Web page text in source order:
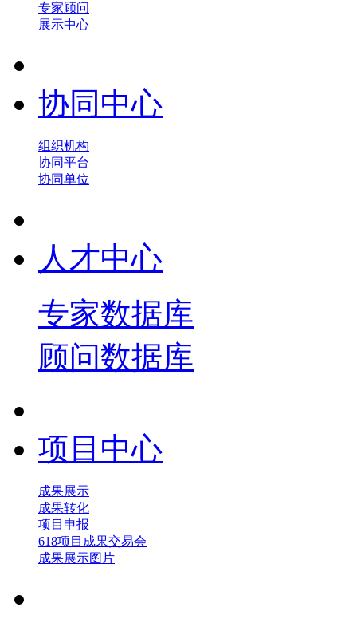
专家顾问
展示中心
协同中心
组织机构
协同平台
协同单位
人才中心
专家数据库
顾问数据库
项目中心
成果展示
成果转化
项目申报
618项目成果交易会
成果展示图片